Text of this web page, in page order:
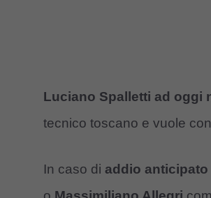
Luciano Spalletti ad oggi
tecnico toscano e vuole
In caso di addio anticipato